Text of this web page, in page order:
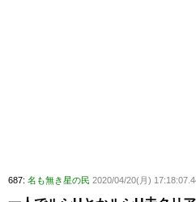
687: 名も無き星の民 2020/04/20(月)